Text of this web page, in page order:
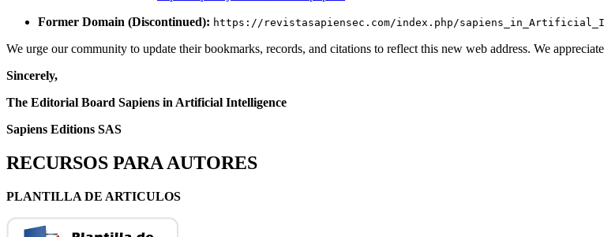
Former Domain (Discontinued): https://revistasapiensec.com/index.php/
We urge our community to update their bookmarks, records, and citations to reflect this new web address. We
Sincerely,
The Editorial Board Sapiens in Artificial Intelligence
Sapiens Editions SAS
RECURSOS PARA AUTORES
PLANTILLA DE ARTICULOS